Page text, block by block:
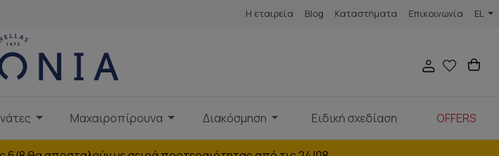
Η εταιρεία Blog Καταστήματα Επικοινωνία EL
Μαχαιροπίρουνα Διακόσμηση Ειδική σχεδίαση OFFERS